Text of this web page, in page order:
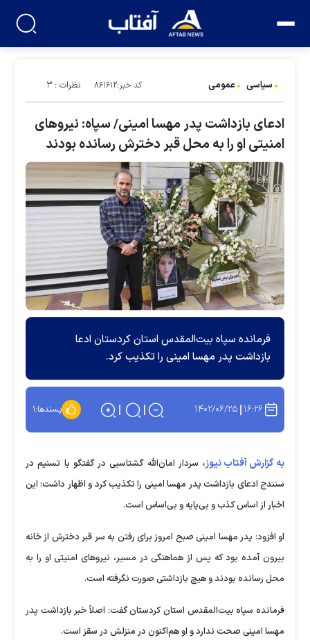
سیاسی عمومی کد خبر:۸۶۱۶۱۲ نظرات : ۳
ادعای بازداشت پدر مهسا امینی/ سپاه: نیرو‌های
امنیتی او را به محل قبر دخترش رسانده بودند
فرمانده سپاه بیت‌المقدس استان کردستان ادعا
بازداشت پدر مهسا امینی را تکذیب کرد.
۱۶:۲۶ ۱۴۰۲/۰۶/۲۵ پسندها:۱
به گزارش آفتاب نیوز، سردار امان‌الله گشتاسبی در گفتگو با تسنیم در
سنندج ادعای بازداشت پدر مهسا امینی را تکذیب کرد و اظهار داشت: این
اخبار از اساس کذب و بی‌پایه و بی‌اساس است.
او افزود: پدر مهسا امینی صبح امروز برای رفتن به سر قبر دخترش از خانه
بیرون آمده بود که پس از هماهنگی در مسیر، نیرو‌های امنیتی او را به
محل رسانده بودند و هیچ بازداشتی صورت نگرفته است.
فرمانده سپاه بیت‌المقدس استان کردستان گفت: اصلاً خبر بازداشت پدر
مهسا امینی صحت ندارد و او هم‌اکنون در منزلش در سقز است.